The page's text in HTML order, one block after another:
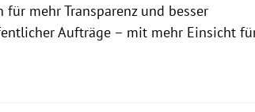
mehr Transparenz und besser
Aufträge – mit mehr Einsicht